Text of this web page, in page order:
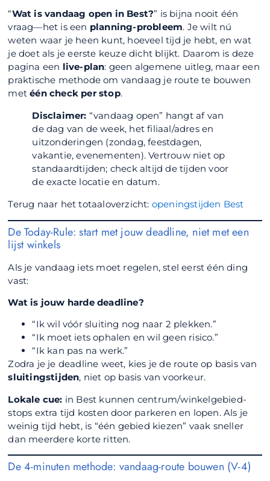
“Wat is vandaag open in Best?” is bijna nooit één
vraag—het is een planning-probleem. Je wilt nú
weten waar je heen kunt, hoeveel tijd je hebt, en wat
je doet als je eerste keuze dicht blijkt. Daarom is deze
pagina een live-plan: geen algemene uitleg, maar een
praktische methode om vandaag je route te bouwen
metéén check per stop.
Disclaimer: “vandaag open” hangt af van
de dag van de week, het filiaal/adres en
uitzonderingen (zondag, feestdagen,
vakantie, evenementen). Vertrouw niet op
standaardtijden; check altijd de tijden voor
de exacte locatie en datum.
Terug naar het totaaloverzicht: openingstijden Best
De Today-Rule: start met jouw deadline, niet met een
lijst winkels
Als je vandaag iets moet regelen, stel eerst één ding
vast:
Wat is jouw harde deadline?
“Ik wil vóór sluiting nog naar 2 plekken.”
“Ik moet iets ophalen en wil geen risico.”
“Ik kan pas na werk.”
Zodra je je deadline weet, kies je de route op basis van
sluitingstijden, niet op basis van voorkeur.
Lokale cue: in Best kunnen centrum/winkelgebied-
stops extra tijd kosten door parkeren en lopen. Als je
weinig tijd hebt, is “één gebied kiezen” vaak sneller
dan meerdere korte ritten.
De 4-minuten methode: vandaag-route bouwen (V-4)